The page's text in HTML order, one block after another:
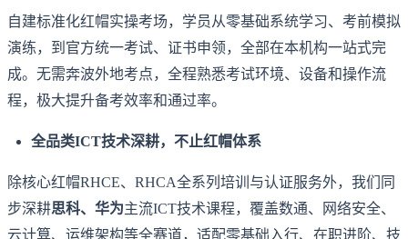
自建标准化红帽实操考场，学员从零基础系统学习、考前模拟
演练，到官方统一考试、证书申领，全部在本机构一站式完
成。无需奔波外地考点，全程熟悉考试环境、设备和操作流
程，极大提升备考效率和通过率。
全品类ICT技术深耕，不止红帽体系
除核心红帽RHCE、RHCA全系列培训与认证服务外，我们同
步深耕思科、华为主流ICT技术课程，覆盖数通、网络安全、
云计算、运维架构等全赛道，适配零基础入行、在职进阶、技